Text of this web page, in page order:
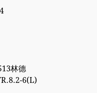
林德
6(L)